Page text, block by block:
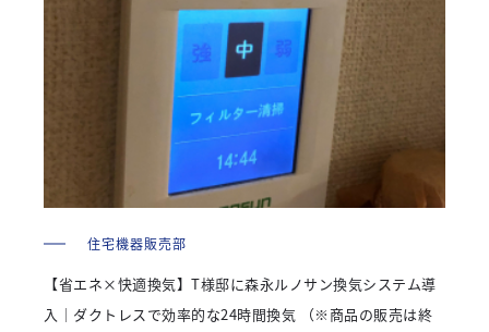
住宅機器販売部
【省エネ×快適換気】T様邸に森永ルノサン換気システム導
入｜ダクトレスで効率的な24時間換気 （※商品の販売は終